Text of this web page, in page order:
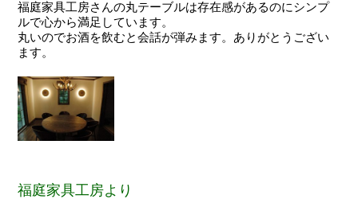
福庭家具工房さんの丸テーブルは存在感があるのにシンプ
ルで心から満足しています。
丸いのでお酒を飲むと会話が弾みます。ありがとうござい
ます。
福庭家具工房より